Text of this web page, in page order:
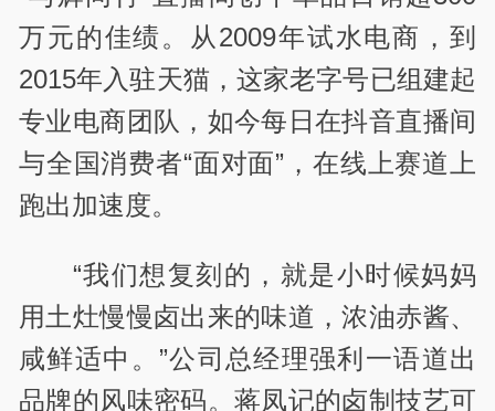
万元的佳绩。从2009年试水电商，到
2015年入驻天猫，这家老字号已组建起
专业电商团队，如今每日在抖音直播间
与全国消费者“面对面”，在线上赛道上
跑出加速度。
“我们想复刻的，就是小时候妈妈
用土灶慢慢卤出来的味道，浓油赤酱、
咸鲜适中。”公司总经理强利一语道出
品牌的风味密码。蒋凤记的卤制技艺可